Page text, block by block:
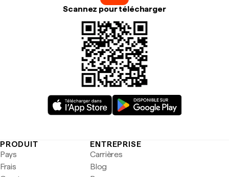
Scannez pour télécharger
PRODUIT
Pays
Frais
ENTREPRISE
Carrières
Blog